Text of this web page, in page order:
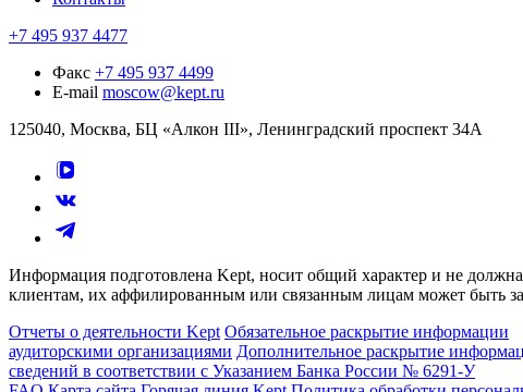
+7 495 937 4477
Факс +7 495 937 4499
E-mail moscow@kept.ru
125040, Москва, БЦ «Алкон III», Ленинградский проспект 34А
Информация подготовлена Kept, носит общий характер и не
клиентам, их аффилированным или связанным лицам может быть
Отчеты о деятельности Kept Обязательное раскрытие информации
аудиторскими организациями Дополнительное раскрытие
сведений в соответствии с Указанием Банка России № 6291-У